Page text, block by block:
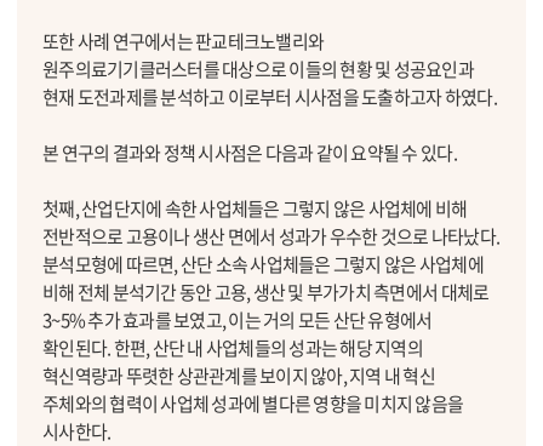
또한 사례 연구에서는 판교테크노밸리와
원주의료기기클러스터를 대상으로 이들의 현황 및 성공요인과
현재 도전과제를 분석하고 이로부터 시사점을 도출하고자 하였다.
본 연구의 결과와 정책 시사점은 다음과 같이 요약될 수 있다.
첫째, 산업단지에 속한 사업체들은 그렇지 않은 사업체에 비해
전반적으로 고용이나 생산 면에서 성과가 우수한 것으로 나타났다.
분석모형에 따르면, 산단 소속 사업체들은 그렇지 않은 사업체에
비해 전체 분석기간 동안 고용, 생산 및 부가가치 측면에서 대체로
3~5% 추가 효과를 보였고, 이는 거의 모든 산단 유형에서
확인된다. 한편, 산단 내 사업체들의 성과는 해당 지역의
혁신역량과 뚜렷한 상관관계를 보이지 않아, 지역 내 혁신
주체와의 협력이 사업체 성과에 별다른 영향을 미치지 않음을
시사한다.